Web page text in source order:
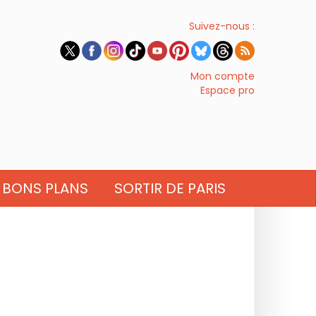
Suivez-nous :
Mon compte
Espace pro
BONS PLANS SORTIR DE PARIS